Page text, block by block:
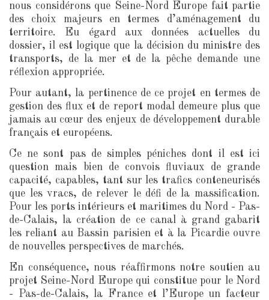
nous considérons que Seine-Nord Europe fait partie
des choix majeurs en termes d’aménagement du
territoire. Eu égard aux données actuelles du
dossier, il est logique que la décision du ministre des
transports, de la mer et de la pêche demande une
réflexion appropriée.
Pour autant, la pertinence de ce projet en termes de
gestion des flux et de report modal demeure plus que
jamais au cœur des enjeux de développement durable
français et européens.
Ce ne sont pas de simples péniches dont il est ici
question mais bien de convois fluviaux de grande
capacité, capables, tant sur les trafics conteneurisés
que les vracs, de relever le défi de la massification.
Pour les ports intérieurs et maritimes du Nord - Pas-
de-Calais, la création de ce canal à grand gabarit
les reliant au Bassin parisien et à la Picardie ouvre
de nouvelles perspectives de marchés.
En conséquence, nous réaffirmons notre soutien au
projet Seine-Nord Europe qui constitue pour le Nord
- Pas-de-Calais, la France et l’Europe un facteur